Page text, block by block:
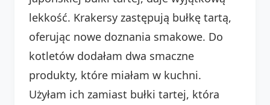
lekkość. Krakersy zastępują bułkę tartą,
oferując nowe doznania smakowe. Do
kotletów dodałam dwa smaczne
produkty, które miałam w kuchni.
Użyłam ich zamiast bułki tartej, która